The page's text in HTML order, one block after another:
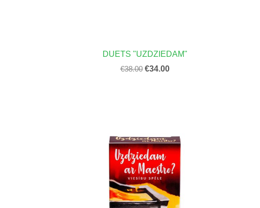
DUETS "UZDZIEDAM"
€38.00 €34.00